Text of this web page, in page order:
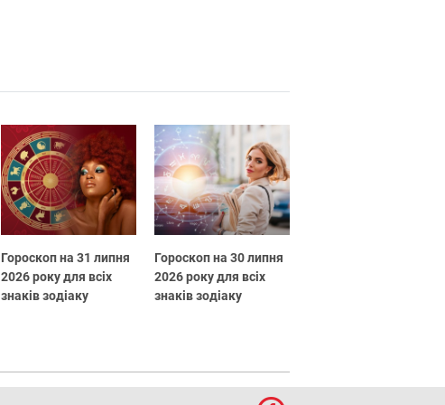
Гороскоп на 31 липня
2026 року для всіх
знаків зодіаку
Гороскоп на 30 липня
2026 року для всіх
знаків зодіаку